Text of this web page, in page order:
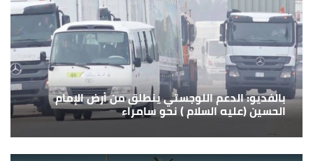
بالفديو: الدعم اللوجستي ينطلق من أرض الإمام
الحسين (عليه السلام ) نحو سامراء